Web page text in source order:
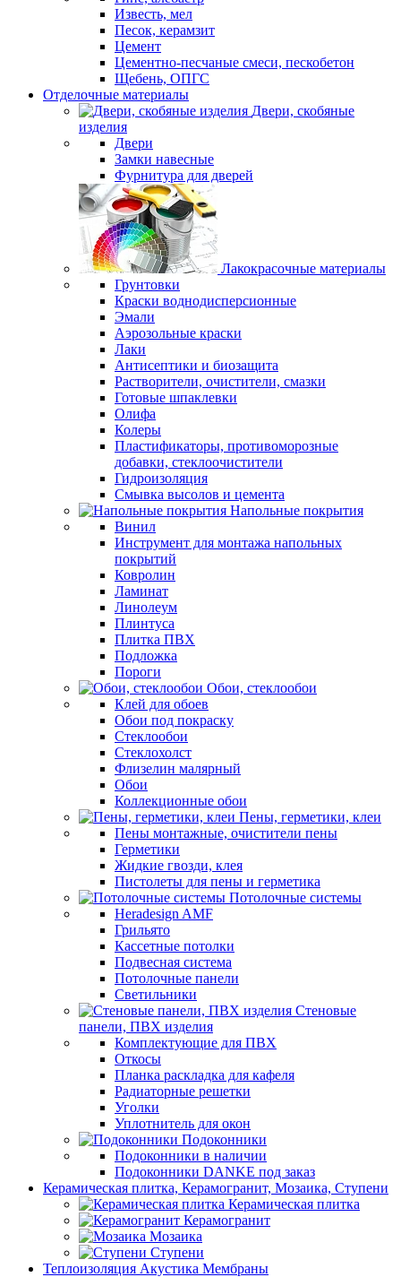
Известь, мел
Песок, керамзит
Цемент
Цементно-песчаные смеси, пескобетон
Щебень, ОПГС
Отделочные материалы
Двери, скобяные
изделия
Двери
Замки навесные
Фурнитура для дверей
Лакокрасочные материалы
Грунтовки
Краски воднодисперсионные
Эмали
Аэрозольные краски
Лаки
Антисептики и биозащита
Растворители, очистители, смазки
Готовые шпаклевки
Олифа
Колеры
Пластификаторы, противоморозные
добавки, стеклоочистители
Гидроизоляция
Смывка высолов и цемента
Напольные покрытия
Винил
Инструмент для монтажа напольных
покрытий
Ковролин
Ламинат
Линолеум
Плинтуса
Плитка ПВХ
Подложка
Пороги
Обои, стеклообои
Клей для обоев
Обои под покраску
Стеклообои
Стеклохолст
Флизелин малярный
Обои
Коллекционные обои
Пены, герметики, клеи
Пены монтажные, очистители пены
Герметики
Жидкие гвозди, клея
Пистолеты для пены и герметика
Потолочные системы
Heradesign AMF
Грильято
Кассетные потолки
Подвесная система
Потолочные панели
Светильники
Стеновые
панели, ПВХ изделия
Комплектующие для ПВХ
Откосы
Планка раскладка для кафеля
Радиаторные решетки
Уголки
Уплотнитель для окон
Подоконники
Подоконники в наличии
Подоконники DANKE под заказ
Керамическая плитка, Керамогранит, Мозаика, Ступени
Керамическая плитка
Керамогранит
Мозаика
Ступени
Теплоизоляция Акустика Мембраны